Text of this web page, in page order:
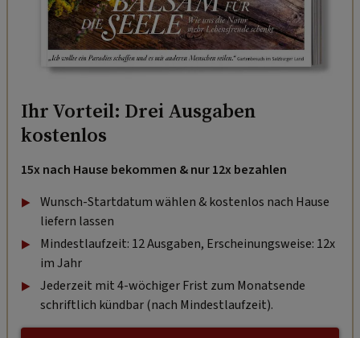
Ihr Vorteil: Drei Ausgaben
kostenlos
15x nach Hause bekommen & nur 12x bezahlen
Wunsch-Startdatum wählen & kostenlos nach Hause
liefern lassen
Mindestlaufzeit: 12 Ausgaben, Erscheinungsweise: 12x
im Jahr
Jederzeit mit 4-wöchiger Frist zum Monatsende
schriftlich kündbar (nach Mindestlaufzeit).